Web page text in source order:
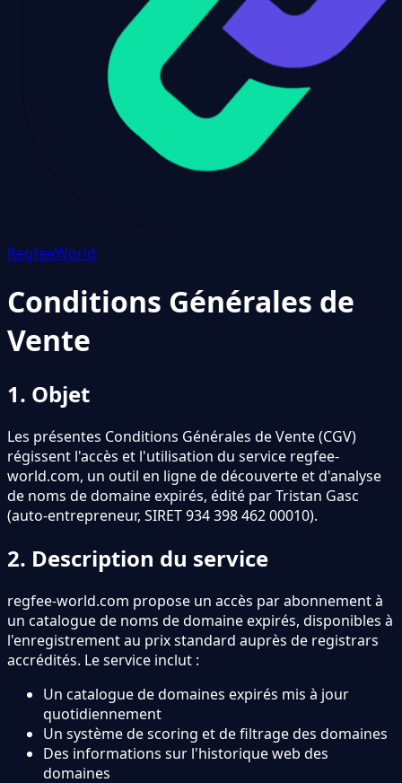
RegfeeWorld
Conditions Générales de
Vente
1. Objet
Les présentes Conditions Générales de Vente (CGV)
régissent l'accès et l'utilisation du service regfee-
world.com, un outil en ligne de découverte et d'analyse
de noms de domaine expirés, édité par Tristan Gasc
(auto-entrepreneur, SIRET 934 398 462 00010).
2. Description du service
regfee-world.com propose un accès par abonnement à
un catalogue de noms de domaine expirés, disponibles à
l'enregistrement au prix standard auprès de registrars
accrédités. Le service inclut :
Un catalogue de domaines expirés mis à jour
quotidiennement
Un système de scoring et de filtrage des domaines
Des informations sur l'historique web des
domaines